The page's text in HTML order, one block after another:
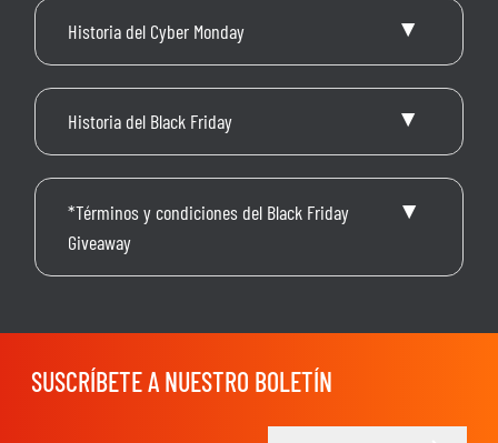
Historia del Cyber Monday
Historia del Black Friday
*Términos y condiciones del Black Friday
Giveaway
SUSCRÍBETE A NUESTRO BOLETÍN